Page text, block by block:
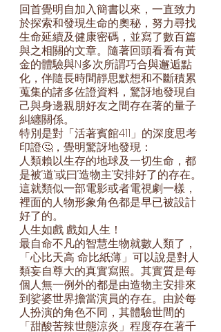
回首覺明自加入簡書以來，一直致力
於探索和發現生命的奧秘，努力尋找
生命延續及健康密碼，並寫了數百篇
與之相關的文章。隨著回頭看看有黃
金的體驗與N多次所謂巧合與邂逅點
化，伴隨長時間靜思默想和不斷積累
蒐集的諸多佐證資料，驚訝地發現自
己與身邊親朋好友之間存在著的量子
糾纏關係。
特別是對「活著賓館411」的深度思考
印證🤔，覺明驚訝地發現：
人類賴以生存的地球及一切生命，都
是被‘道’或曰‘造物主’安排好了的存在。
這就類似一部電影或者電視劇一樣，
裡面的人物形象角色都是早已被設計
好了的。
人生如戲 戲如人生！
最自命不凡的智慧生物就數人類了，
「心比天高 命比紙薄」可以說是對人
類妄自尊大的真實寫照。其實質是每
個人無一例外的都是由造物主安排來
到娑婆世界擔當演員的存在。由於每
人扮演的角色不同，其體驗世間的
「甜酸苦辣世態涼炎」程度存在著千